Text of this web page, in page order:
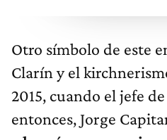
Otro símbolo de este
Clarín y el
2015, cuando el jefe
entonces, Jorge